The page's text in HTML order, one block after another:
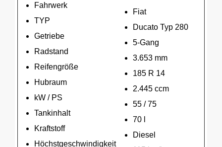
Fahrwerk
TYP
Getriebe
Radstand
Reifengröße
Hubraum
kW / PS
Tankinhalt
Kraftstoff
Höchstgeschwindigkeit
Fiat
Ducato Typ 280
5-Gang
3.653 mm
185 R 14
2.445 ccm
55 / 75
70 l
Diesel